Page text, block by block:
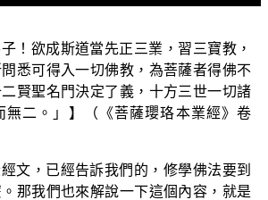
子！欲成斯道當先正三業，習三寶教，
悉可得入一切佛教，為菩薩者得佛不
賢聖名門決定了義，十方三世一切諸
無二。」】（《菩薩瓔珞本業經》卷
文，已經告訴我們的，修學佛法要到
那我們也來解說一下這個內容，就是